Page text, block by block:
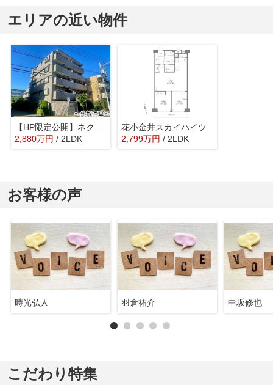
エリアの近い物件
2,880万円 / 2LDK
花小金井スカイハイツ
2,799万円 / 2LDK
お客様の声
時光弘人 羽倉祐介 中坂修也
こだわり特集